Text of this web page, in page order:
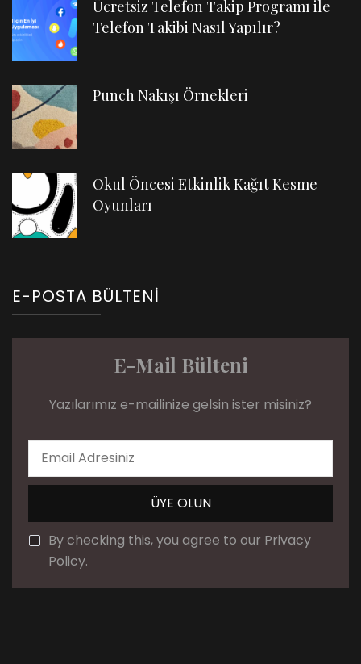
Ücretsiz Telefon Takip Programı ile
Telefon Takibi Nasıl Yapılır?
Punch Nakışı Örnekleri
Okul Öncesi Etkinlik Kağıt Kesme
Oyunları
E-POSTA BÜLTENI
E-Mail Bülteni
Yazılarımız e-mailinize gelsin ister misiniz?
By checking this, you agree to our Privacy
Policy.